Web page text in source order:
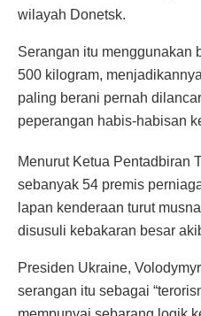
wilayah Donetsk.
Serangan itu menggunakan
500 kilogram,
paling berani pernah
peperangan habis-habisan
Menurut Ketua Pentadbiran
sebanyak 54 premis
lapan kenderaan turut
disusuli kebakaran besar
Presiden Ukraine,
serangan itu sebagai